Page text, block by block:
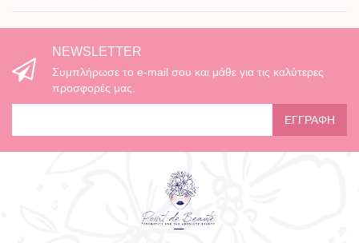
NEWSLETTER
Συμπλήρωσε το e-mail σου και μάθε για τις καλύτερες
προσφορές μας.
ΕΓΓΡΑΦΉ